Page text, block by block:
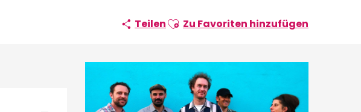
TeilenAjouter aux favoris
Zu Favoriten hinzufügen